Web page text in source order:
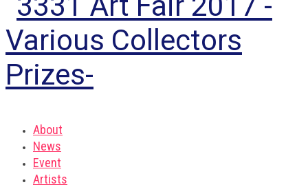
About
News
Event
Artists